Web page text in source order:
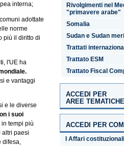
interna;
adottate
norme
più il diritto di
l'UE ha
e vantaggi
e le diverse
i suoi
tempi più
altri paesi
difesa,
Rivolgimenti nel
"primavere arabe"
Somalia
Sudan e Sudan
Trattati
Trattato ESM
Trattato Fiscal
ACCEDI PER
AREE TEMATICHE
ACCEDI PER
I Affari costituzionali